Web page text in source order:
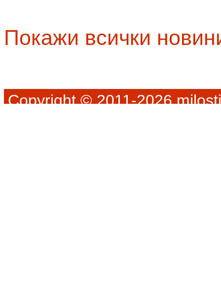
Покажи всички
Copyright © 2011-2026